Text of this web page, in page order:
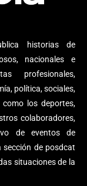
historias de
nacionales e
profesionales,
política, sociales,
los deportes,
colaboradores,
de eventos de
de posdcat
situaciones de la